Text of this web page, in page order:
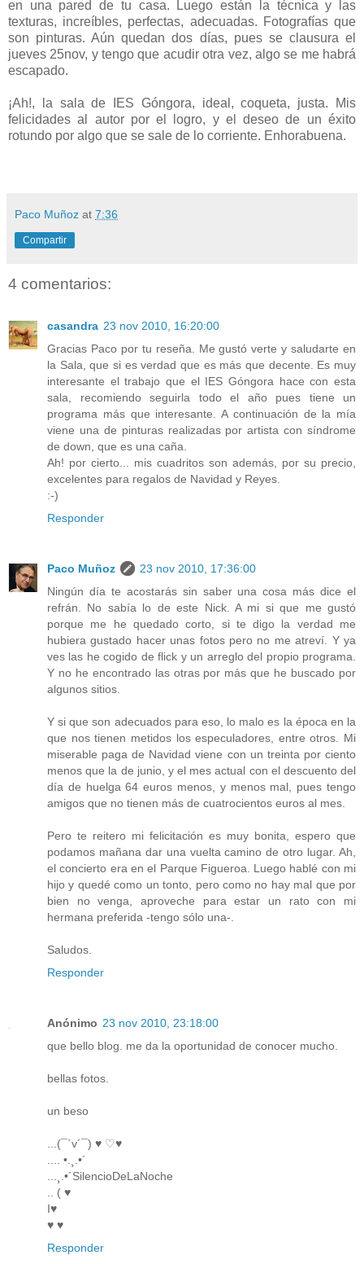
en una pared de tu casa. Luego están la técnica y las
texturas, increíbles, perfectas, adecuadas. Fotografías que
son pinturas. Aún quedan dos días, pues se clausura el
jueves 25nov, y tengo que acudir otra vez, algo se me habrá
escapado.
¡Ah!, la sala de IES Góngora, ideal, coqueta, justa. Mis
felicidades al autor por el logro, y el deseo de un éxito
rotundo por algo que se sale de lo corriente. Enhorabuena.
Paco Muñoz at 7:36
Compartir
4 comentarios:
casandra 23 nov 2010, 16:20:00
Gracias Paco por tu reseña. Me gustó verte y saludarte en
la Sala, que si es verdad que es más que decente. Es muy
interesante el trabajo que el IES Góngora hace con esta
sala, recomiendo seguirla todo el año pues tiene un
programa más que interesante. A continuación de la mía
viene una de pinturas realizadas por artista con síndrome
de down, que es una caña.
Ah! por cierto... mis cuadritos son además, por su precio,
excelentes para regalos de Navidad y Reyes.
:-)
Responder
Paco Muñoz
23 nov 2010, 17:36:00
Ningún día te acostarás sin saber una cosa más dice el
refrán. No sabía lo de este Nick. A mi si que me gustó
porque me he quedado corto, si te digo la verdad me
hubiera gustado hacer unas fotos pero no me atreví. Y ya
ves las he cogido de flick y un arreglo del propio programa.
Y no he encontrado las otras por más que he buscado por
algunos sitios.
Y si que son adecuados para eso, lo malo es la época en la
que nos tienen metidos los especuladores, entre otros. Mi
miserable paga de Navidad viene con un treinta por ciento
menos que la de junio, y el mes actual con el descuento del
día de huelga 64 euros menos, y menos mal, pues tengo
amigos que no tienen más de cuatrocientos euros al mes.
Pero te reitero mi felicitación es muy bonita, espero que
podamos mañana dar una vuelta camino de otro lugar. Ah,
el concierto era en el Parque Figueroa. Luego hablé con mi
hijo y quedé como un tonto, pero como no hay mal que por
bien no venga, aproveche para estar un rato con mi
hermana preferida -tengo sólo una-.
Saludos.
Responder
Anónimo 23 nov 2010, 23:18:00
que bello blog. me da la oportunidad de conocer mucho.
bellas fotos.
un beso
...(¯`v´¯) ♥ ♡♥
.... •.¸.•´
...¸.•´SilencioDeLaNoche
.. ( ♥
I♥
♥ ♥
Responder